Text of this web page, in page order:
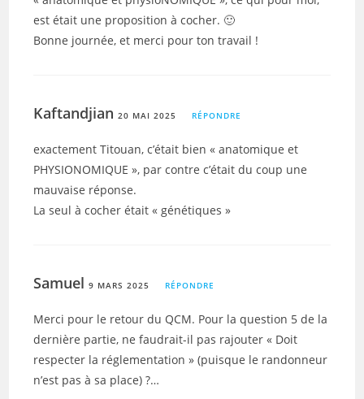
est était une proposition à cocher. 🙂
Bonne journée, et merci pour ton travail !
Kaftandjian20 MAI 2025 RÉPONDRE
exactement Titouan, c’était bien « anatomique et
PHYSIONOMIQUE », par contre c’était du coup une
mauvaise réponse.
La seul à cocher était « génétiques »
Samuel9 MARS 2025 RÉPONDRE
Merci pour le retour du QCM. Pour la question 5 de la
dernière partie, ne faudrait-il pas rajouter « Doit
respecter la réglementation » (puisque le randonneur
n’est pas à sa place) ?…